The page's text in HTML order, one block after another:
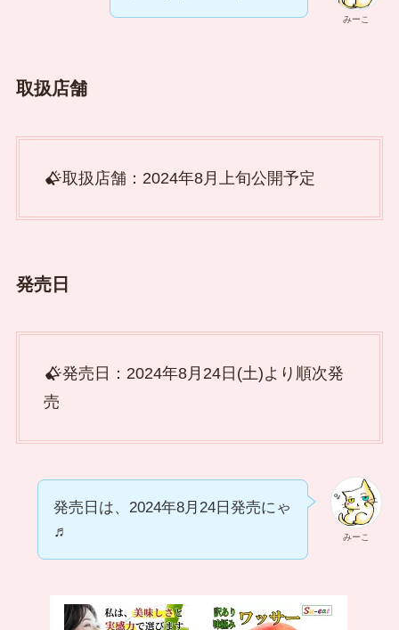
みーこ
取扱店舗
取扱店舗：2024年8月上旬公開予定
発売日
発売日：2024年8月24日(土)より順次発
売
みーこ
発売日は、2024年8月24日発売にゃ
♬